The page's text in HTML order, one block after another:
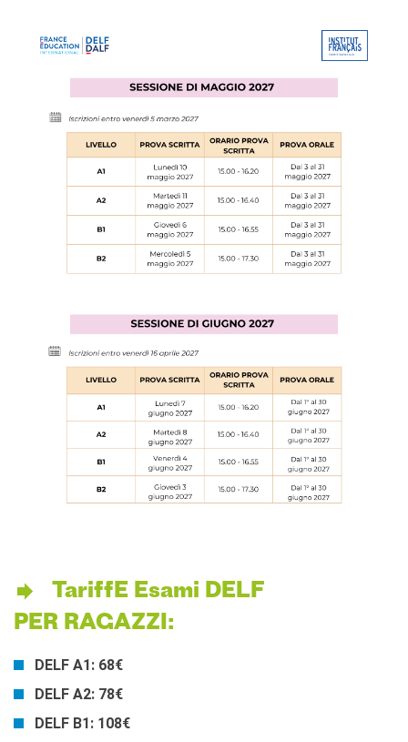
ARCHIVIO
Archivio scuole
CERCA
TariffE Esami DELF
PER RAGAZZI:
DELF A1: 68€
DELF A2: 78€
DELF B1: 108€